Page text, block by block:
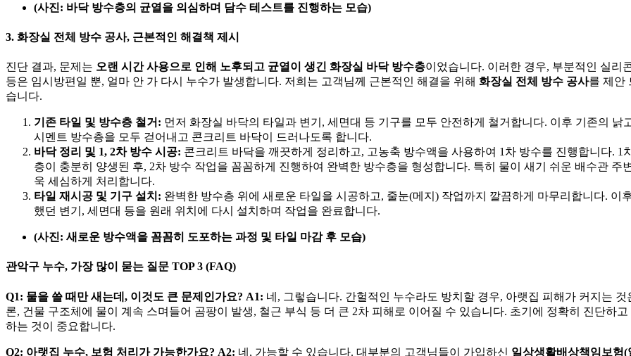
(사진: 바닥 방수층의 균열을 의심하며 담수 테스트를 진행하는 모습)
3. 화장실 전체 방수 공사, 근본적인 해결책 제시
진단 결과, 문제는 오랜 시간 사용으로 인해 노후되고 균열이 생긴 화장실 바닥 방수층이었습니다. 이러한 경우, 부분적인 실리
등은 임시방편일 뿐, 얼마 안 가 다시 누수가 발생합니다. 저희는 고객님께 근본적인 해결을 위해 화장실 전체 방수 공사를 제안
습니다.
기존 타일 및 방수층 철거: 먼저 화장실 바닥의 타일과 변기, 세면대 등 기구를 모두 안전하게 철거합니다. 이후 기존의 낡
시멘트 방수층을 모두 걷어내고 콘크리트 바닥이 드러나도록 합니다.
바닥 정리 및 1, 2차 방수 시공: 콘크리트 바닥을 깨끗하게 정리하고, 고농축 방수액을 사용하여 1차 방수를 진행합니다. 1
층이 충분히 양생된 후, 2차 방수 작업을 꼼꼼하게 진행하여 완벽한 방수층을 형성합니다. 특히 물이 새기 쉬운 배수관 주
욱 세심하게 처리합니다.
타일 재시공 및 기구 설치: 완벽한 방수층 위에 새로운 타일을 시공하고, 줄눈(메지) 작업까지 깔끔하게 마무리합니다. 이
했던 변기, 세면대 등을 원래 위치에 다시 설치하며 작업을 완료합니다.
(사진: 새로운 방수액을 꼼꼼히 도포하는 과정 및 타일 마감 후 모습)
관악구 누수, 가장 많이 묻는 질문 TOP 3 (FAQ)
Q1: 물을 쓸 때만 새는데, 이것도 큰 문제인가요? A1: 네, 그렇습니다. 간헐적인 누수라도 방치할 경우, 아랫집 피해가 커지는 것
론, 건물 구조체에 물이 계속 스며들어 곰팡이 발생, 철근 부식 등 더 큰 2차 피해로 이어질 수 있습니다. 초기에 정확히 진단하고
하는 것이 중요합니다.
Q2: 아랫집 누수, 보험 처리가 가능한가요? A2: 네, 가능할 수 있습니다. 대부분의 고객님들이 가입하신 일상생활배상책임보험(